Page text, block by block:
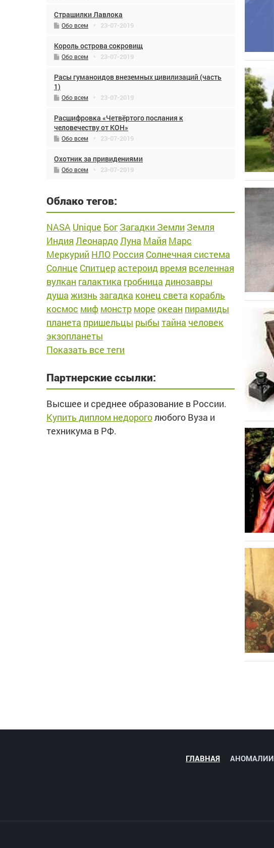
Страшилки Лавлока
Обо всем 23-07-2019
Король острова сокровищ
Обо всем 23-07-2019
Расы гуманоидов внеземных цивилизаций (часть
1)
Обо всем 23-07-2019
Расшифровка «Четвёртого послания к
человечеству от КОН»
Обо всем 23-07-2019
Охотник за привидениями
Обо всем 23-07-2019
Облако тегов:
NASA Unique Бог Загадки Земли Земля
Индия ЛеонардоЛуна Майя Марс
Меркурий НЛО Россия Солнечная система
Солнце Спитцер астероид время вселенная
вулкан галактика гробница динозавры
душа жизнь загадка конец света корабль
космос миф монстр море океан пирамиды
планета пришельцы рыбы тайна человек
экзопланеты
Показать все теги
Партнерские ссылки:
Высшее и среднее образование в России.
Купить диплом недороголюбого Вуза и
техникума в РФ.
ГЛАВНАЯ АНОМАЛИИ